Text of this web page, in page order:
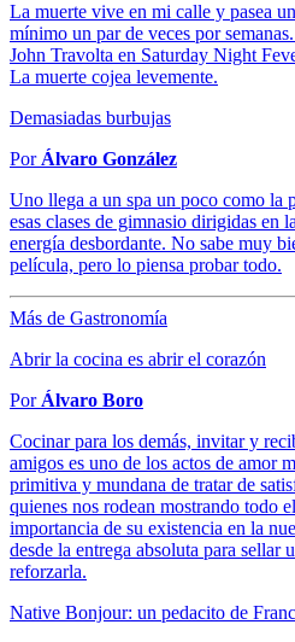
La muerte vive en mi calle y pasea
mínimo un par de veces por
John Travolta en Saturday Night
La muerte cojea levemente.
Demasiadas burbujas
Por Álvaro González
Uno llega a un spa un poco como la
esas clases de gimnasio dirigidas en
energía desbordante. No sabe muy
película, pero lo piensa probar todo.
Más de Gastronomía
Abrir la cocina es abrir el corazón
Por Álvaro Boro
Cocinar para los demás, invitar y
amigos es uno de los actos de amor
primitiva y mundana de tratar de
quienes nos rodean mostrando todo
importancia de su existencia en la
desde la entrega absoluta para sellar
reforzarla.
Native Bonjour: un pedacito de